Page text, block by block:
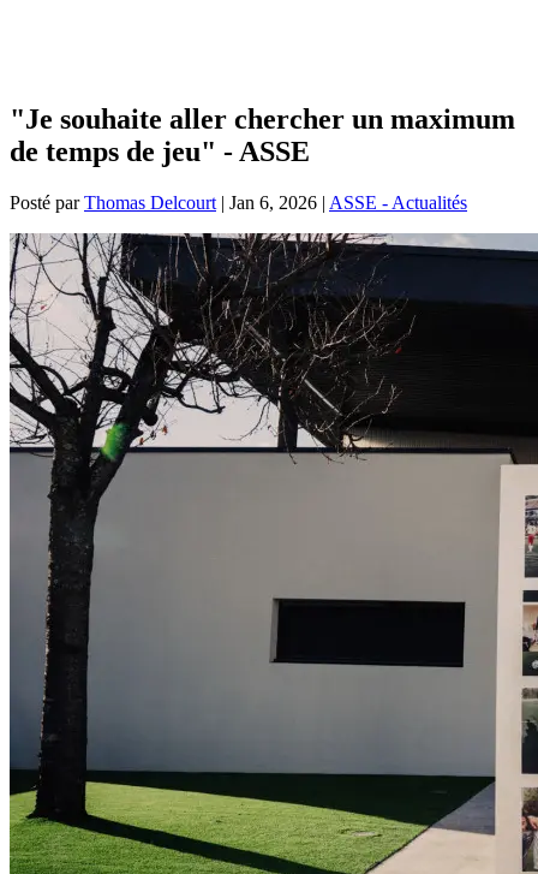
"Je souhaite aller chercher un maximum
de temps de jeu" - ASSE
Posté parThomas Delcourt | Jan 6, 2026 | ASSE - Actualités